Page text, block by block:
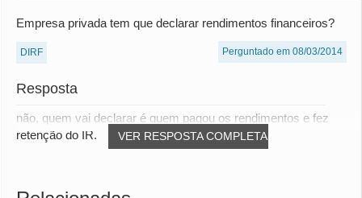
Empresa privada tem que declarar rendimentos financeiros?
DIRF Perguntado em 08/03/2014
Resposta
VER RESPOSTA COMPLETA
não, quem vai declarar é quem pagou os rendimentos e fez
retenção do IR.